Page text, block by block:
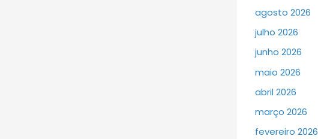
agosto 2026
julho 2026
junho 2026
maio 2026
abril 2026
março 2026
fevereiro 2026